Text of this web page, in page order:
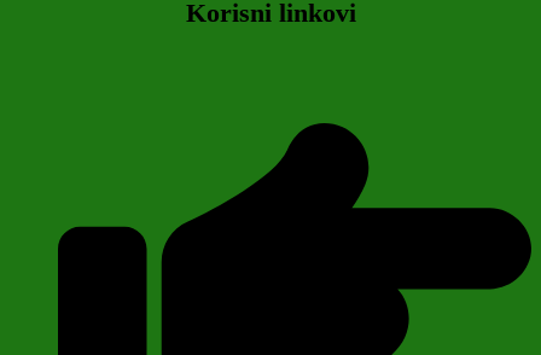
Korisni linkovi